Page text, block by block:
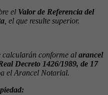
el Valor de Referencia del
, el que resulte superior.
conforme al arancel
Decreto 1426/1989, de 17
el Arancel Notarial.